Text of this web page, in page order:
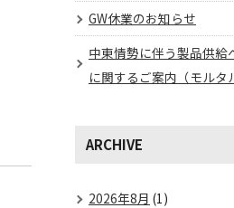
GW休業のお知らせ
中東情勢に伴う製品供給
に関するご案内（モルタ
ARCHIVE
2026年8月 (1)